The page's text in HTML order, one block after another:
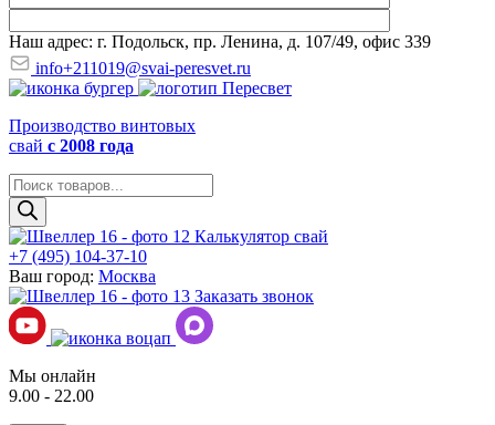
Наш адрес: г. Подольск, пр. Ленина, д. 107/49, офис 339
info+211019@svai-peresvet.ru
Производство винтовых
свай с 2008 года
Поиск
товаров
Калькулятор свай
+7 (495) 104-37-10
Ваш город: Москва
Заказать звонок
Мы онлайн
9.00 - 22.00